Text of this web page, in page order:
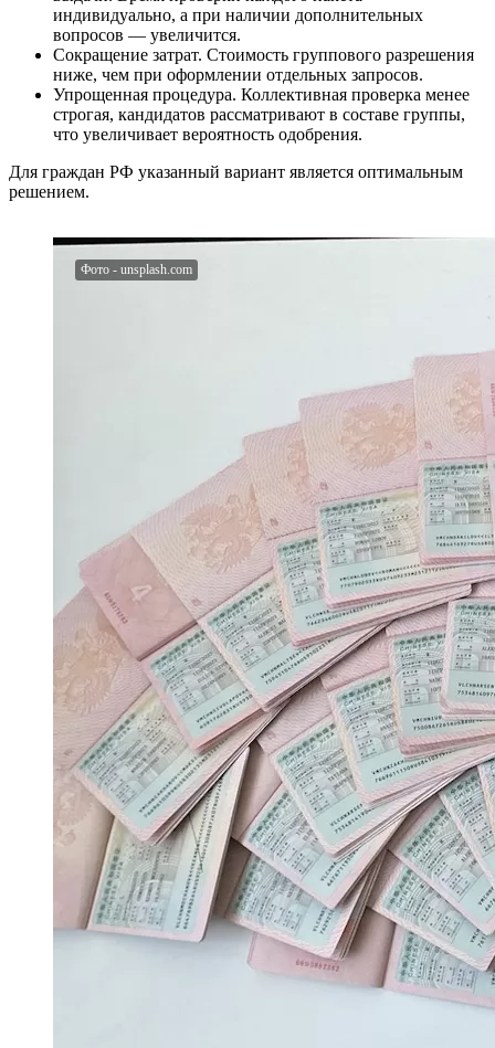
индивидуально, а при наличии дополнительных
вопросов — увеличится.
Сокращение затрат. Стоимость группового разрешения
ниже, чем при оформлении отдельных запросов.
Упрощенная процедура. Коллективная проверка менее
строгая, кандидатов рассматривают в составе группы,
что увеличивает вероятность одобрения.
Для граждан РФ указанный вариант является оптимальным
решением.